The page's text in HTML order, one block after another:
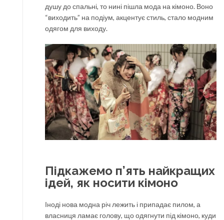
душу до спальні, то нині пішла мода на кімоно. Воно
“виходить” на подіум, акцентує стиль, стало модним
одягом для виходу.
Підкажемо п’ять найкращих
ідей, як носити кімоно
Іноді нова модна річ лежить і припадає пилом, а
власниця ламає голову, що одягнути під кімоно, куди